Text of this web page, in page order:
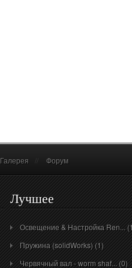
Галерея Форум
Лучшее
Освещение & Настройка Ren...
Пружина (solidWorks) (1)
Червячный вал - worm shaf... (0)